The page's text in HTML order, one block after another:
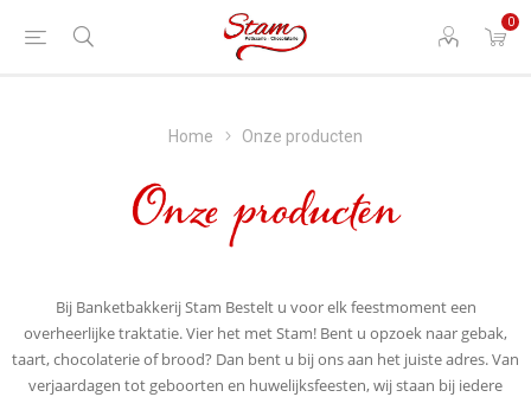
0
Home Onze producten
Onze producten
Bij Banketbakkerij Stam Bestelt u voor elk feestmoment een
overheerlijke traktatie. Vier het met Stam! Bent u opzoek naar gebak,
taart, chocolaterie of brood? Dan bent u bij ons aan het juiste adres. Van
verjaardagen tot geboorten en huwelijksfeesten, wij staan bij iedere